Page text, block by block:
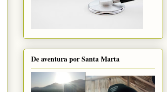
De aventura por Santa Marta